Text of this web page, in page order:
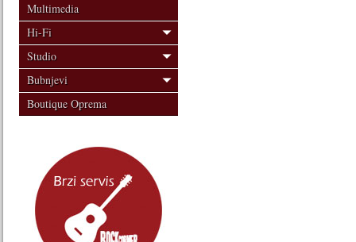
Multimedia
Hi-Fi
Studio
Bubnjevi
Boutique Oprema